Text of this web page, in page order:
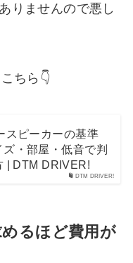
りませんので悪し
ちら👇
DTM DRIVER!
スピーカーの基準
ズ・部屋・低音で判
| DTM DRIVER!
るほど費用が